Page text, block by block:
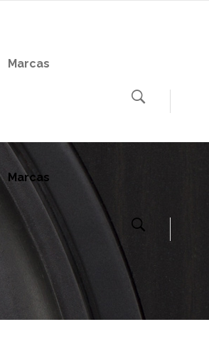
Marcas
Marcas